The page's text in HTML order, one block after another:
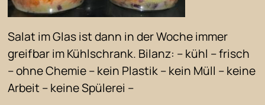
Salat im Glas ist dann in der Woche immer
greifbar im Kühlschrank. Bilanz: – kühl – frisch
– ohne Chemie – kein Plastik – kein Müll – keine
Arbeit – keine Spülerei –